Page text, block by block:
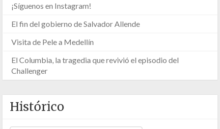
¡Síguenos en Instagram!
El fin del gobierno de Salvador Allende
Visita de Pele a Medellín
El Columbia, la tragedia que revivió el episodio del
Challenger
Histórico